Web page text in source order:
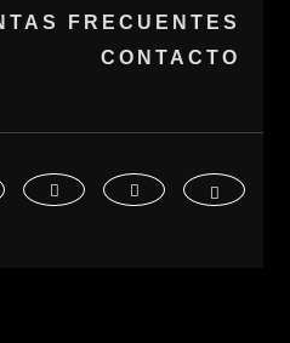
FRECUENTES
CONTACTO